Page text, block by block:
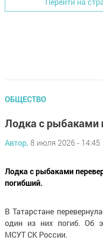
ОБЩЕСТВО
Лодка с рыбаками
Автор, 8 июля 2026 - 14:45
Лодка с рыбаками
погибший.
В Татарстане
один из них погиб. Об
МСУТ СК России.